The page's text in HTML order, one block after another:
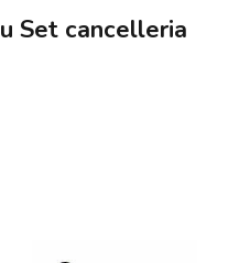
Set cancelleria